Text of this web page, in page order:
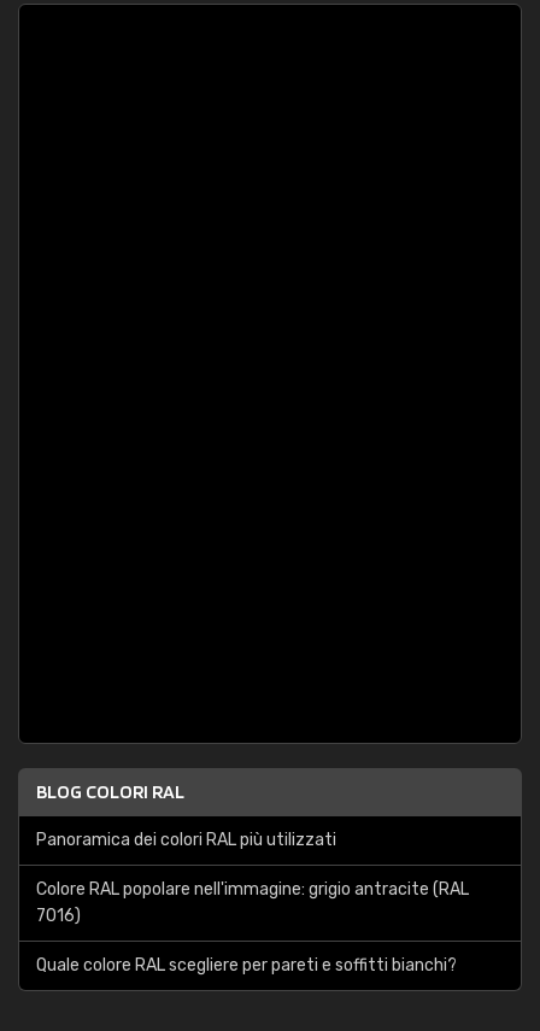
BLOG COLORI RAL
Panoramica dei colori RAL più utilizzati
Colore RAL popolare nell'immagine: grigio antracite (RAL
7016)
Quale colore RAL scegliere per pareti e soffitti bianchi?